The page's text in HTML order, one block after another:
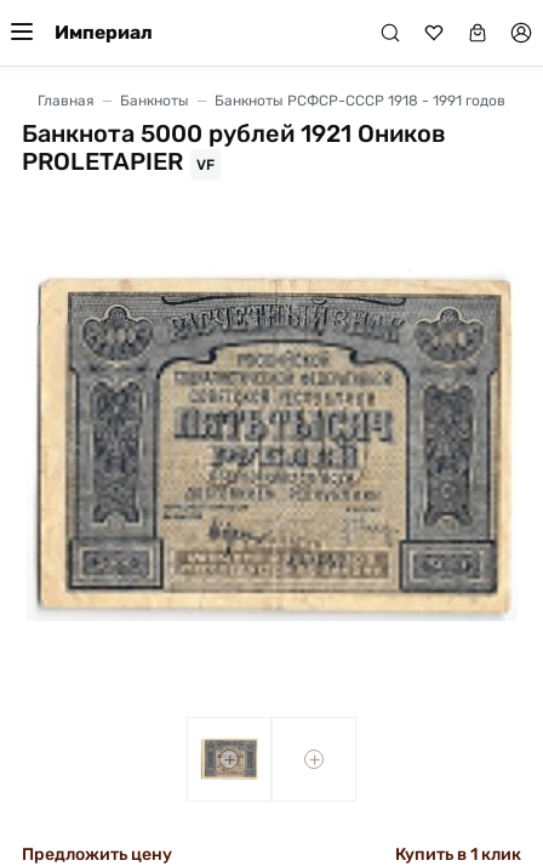
Империал
Главная Банкноты Банкноты РСФСР-СССР 1918 - 1991 годов
Банкнота 5000 рублей 1921 Оников
PROLETAPIER
VF
+ +
Предложить цену Купить в 1 клик